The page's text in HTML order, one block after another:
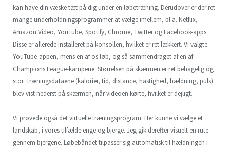
kan have din væske tæt på dig under en løbetræning. Derudover er der ret
mange underholdningsprogrammer at vælge imellem, bl.a. Netflix,
Amazon Video, YouTube, Spotify, Chrome, Twitter og Facebook-apps.
Disse er allerede installeret på konsollen, hvilket er ret lækkert. Vi valgte
YouTube-appen, mens en af os løb, og så sammendraget af en af
Champions League-kampene. Størrelsen på skærmen er ret behagelig og
stor. Træningsdataene (kalorier, tid, distance, hastighed, hældning, puls)
blev vist nederst på skærmen, når videoen kørte, hvilket er dejligt.
Vi prøvede også det virtuelle træningsprogram. Her kunne vi vælge et
landskab, i vores tilfælde enge og bjerge. Jeg gik derefter visuelt en rute
gennem bjergene. Løbebåndet tilpasser sig automatisk til hældningen i